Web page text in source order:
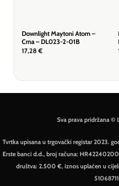
Downlight Maytoni Atom –
Crna – DL023-2-01B
17,28 €
Sva prava pridržana ©
Tvrtka upisana u trgovački registar 2023.
Erste banci d.d., broj računa:
društva: 2.500 €, iznos uplaćen u